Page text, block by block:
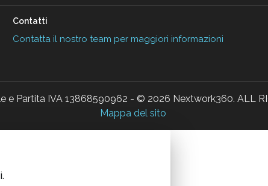
Contatti
Contatta il nostro team per maggiori informazioni
e Partita IVA 13868590962 - © 2026 Nextwork360. ALL
Mappa del sito